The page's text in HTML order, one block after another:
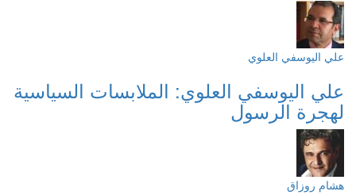
علي اليوسفي العلوي
علي اليوسفي العلوي: الملابسات السياسية
لهجرة الرسول
هشام روزاق